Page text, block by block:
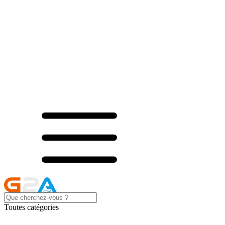
Toutes catégories